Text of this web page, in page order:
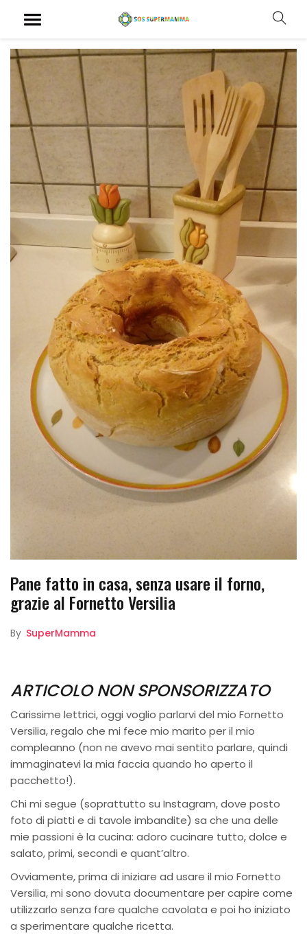
Pane fatto in casa, senza usare il forno,
grazie al Fornetto Versilia
By SuperMamma
ARTICOLO NON SPONSORIZZATO
Carissime lettrici, oggi voglio parlarvi del mio Fornetto
Versilia, regalo che mi fece mio marito per il mio
compleanno (non ne avevo mai sentito parlare, quindi
immaginatevi la mia faccia quando ho aperto il
pacchetto!).
Chi mi segue (soprattutto su Instagram, dove posto
foto di piatti e di tavole imbandite) sa che una delle
mie passioni è la cucina: adoro cucinare tutto, dolce e
salato, primi, secondi e quant’altro.
Ovviamente, prima di iniziare ad usare il mio Fornetto
Versilia, mi sono dovuta documentare per capire come
utilizzarlo senza fare qualche cavolata e poi ho iniziato
a sperimentare qualche ricetta.